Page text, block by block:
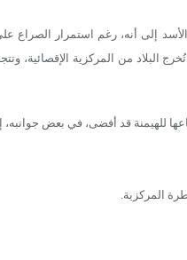
إلى أنه، رغم استمرار الصراع
من المركزية الإقصائية،
للهيمنة قد أفضى، في بعض جوانبه،
المركزية.